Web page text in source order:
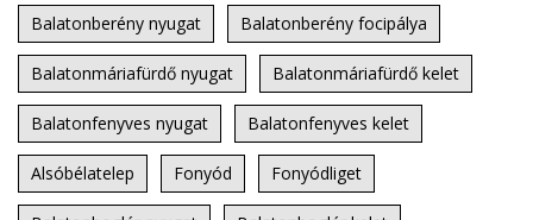
Balatonberény nyugat Balatonberény focipálya
Balatonmáriafürdő nyugat Balatonmáriafürdő kelet
Balatonfenyves nyugat Balatonfenyves kelet
Alsóbélatelep Fonyód Fonyódliget